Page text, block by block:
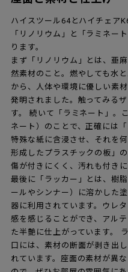
ハイスツール64とハイチェア
「リノリウム」と「ラミネー
ります。
まず「リノリウム」とは、亜
然素材のこと。燃やしても水
から、人体や環境に優しい素
発明されました。触ってみる
す。 続いて「ラミネート」。
ネート）のことで、正確には
特殊な紙に含浸させ、それを
形成したプラスチックの板」
傷が付きにくく、汚れも付きに
最後に「ラッカー」とは、樹
ールやシンナー）に溶かした
器に利用されています。ウレ
感を感じることができ、アル
た半艶に仕上がっています。
口には、素材の断面が剥き出
れています。座面の素材が異